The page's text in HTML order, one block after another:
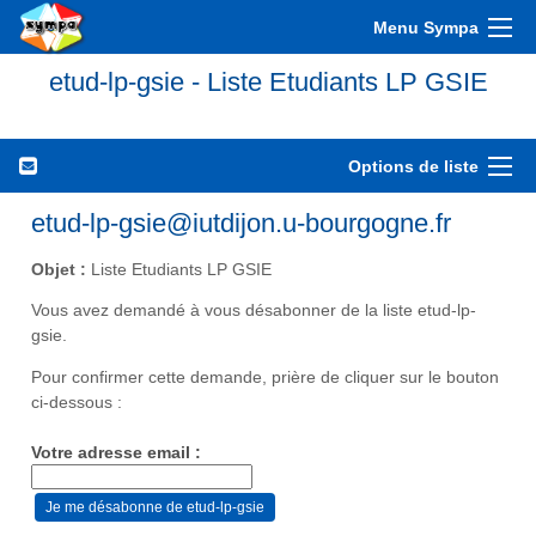
Menu Sympa
etud-lp-gsie - Liste Etudiants LP GSIE
Options de liste
etud-lp-gsie@iutdijon.u-bourgogne.fr
Objet : Liste Etudiants LP GSIE
Vous avez demandé à vous désabonner de la liste etud-lp-
gsie.
Pour confirmer cette demande, prière de cliquer sur le bouton
ci-dessous :
Votre adresse email :